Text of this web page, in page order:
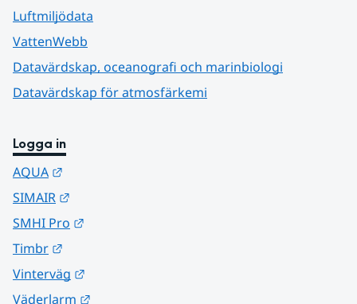
Luftmiljödata
VattenWebb
Datavärdskap, oceanografi och marinbiologi
Datavärdskap för atmosfärkemi
Logga in
AQUA
SIMAIR
SMHI Pro
Timbr
Vinterväg
Väderlarm